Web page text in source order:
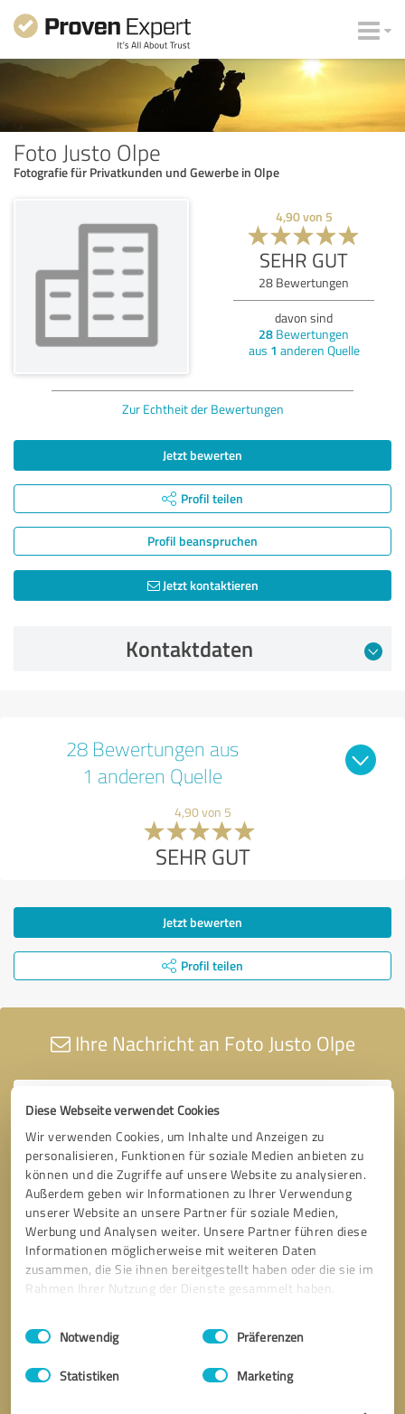
Diese Webseite verwendet Cookies
Wir verwenden Cookies, um Inhalte und Anzeigen zu
personalisieren, Funktionen für soziale Medien anbieten zu
können und die Zugriffe auf unsere Website zu analysieren.
Außerdem geben wir Informationen zu Ihrer Verwendung
unserer Website an unsere Partner für soziale Medien,
Werbung und Analysen weiter. Unsere Partner führen diese
Informationen möglicherweise mit weiteren Daten
zusammen, die Sie ihnen bereitgestellt haben oder die sie im
Rahmen Ihrer Nutzung der Dienste gesammelt haben.
Impressum Datenschutzbestimmungen
Einwilligungsauswahl
Notwendig Präferenzen
Statistiken Marketing
Foto Justo Olpe
Fotografie für Privatkunden und Gewerbe in Olpe
4,90von 5
SEHR GUT
28 Bewertungen
davon sind
28 Bewertungen
aus 1 anderen Quelle
Zur Echtheit der Bewertungen
Jetzt bewerten
Profil teilen
Profil beanspruchen
Jetzt kontaktieren
Kontaktdaten
28 Bewertungen aus
1 anderen Quelle
4,90 von 5
SEHR GUT
Jetzt bewerten
Profil teilen
Ihre Nachricht an Foto Justo Olpe